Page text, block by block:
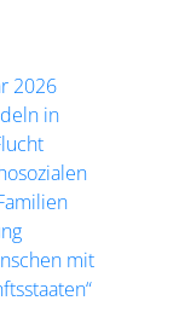
2026
in
mit